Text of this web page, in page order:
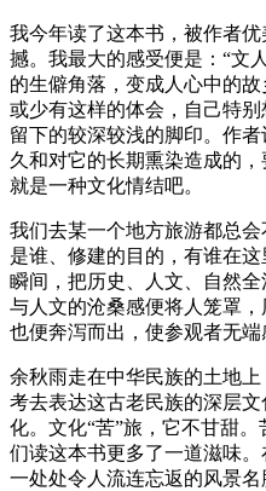
我今年读了这本书，被作者
撼。我最大的感受便是：“文
的生僻角落，变成人心中的
或少有这样的体会，自己特
留下的较深较浅的脚印。作
久和对它的长期熏染造成的
就是一种文化情结吧。
我们去某一个地方旅游都总
是谁、修建的目的，有谁在
瞬间，把历史、人文、自然
与人文的沧桑感便将人笼罩
也便奔泻而出，使参观者无端
余秋雨走在中华民族的土地
考去表达这古老民族的深层
化。文化“苦”旅，它不甘甜
们读这本书更多了一道滋味
一处处令人流连忘返的风景